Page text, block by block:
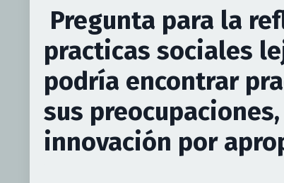
Pregunta para la
practicas sociales
podría encontrar
sus
innovación por